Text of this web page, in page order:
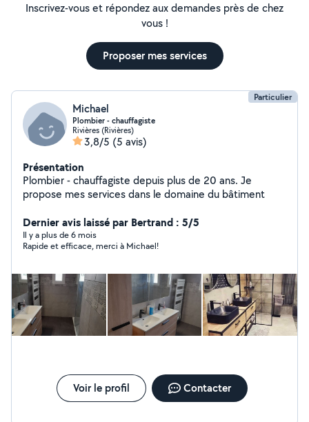
Inscrivez-vous et répondez aux demandes près de chez
vous !
Proposer mes services
Particulier
Michael
Plombier - chauffagiste
Rivières (Rivières)
3,8/5 (5 avis)
Présentation
Plombier - chauffagiste depuis plus de 20 ans. Je
propose mes services dans le domaine du bâtiment
Dernier avis laissé par Bertrand : 5/5
Il y a plus de 6 mois
Rapide et efficace, merci à Michael!
Voir le profil Contacter